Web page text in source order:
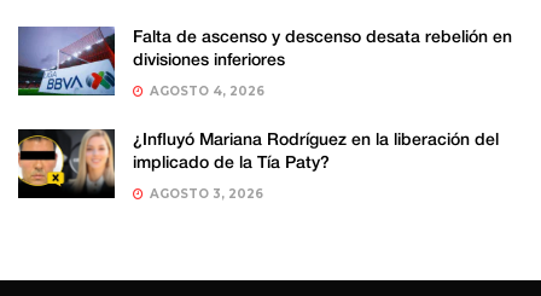
Falta de ascenso y descenso desata rebelión en
divisiones inferiores
AGOSTO 4, 2026
¿Influyó Mariana Rodríguez en la liberación del
implicado de la Tía Paty?
AGOSTO 3, 2026